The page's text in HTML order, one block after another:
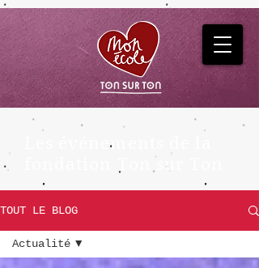
Les événements de la
fondation Ton sur Ton
TOUT LE BLOG
Actualité